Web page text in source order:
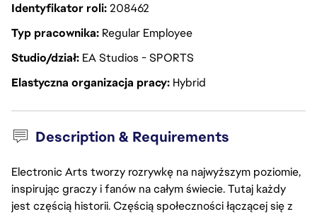
Identyfikator roli208462
Typ pracownika Regular Employee
Studio/dział EA Studios - SPORTS
Elastyczna organizacja pracy Hybrid
Description & Requirements
Electronic Arts tworzy rozrywkę na najwyższym poziomie,
inspirując graczy i fanów na całym świecie. Tutaj każdy
jest częścią historii. Częścią społeczności łączącej się z